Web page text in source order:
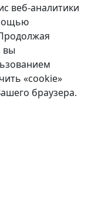
веб-аналитики
вы
«cookie»
браузера.